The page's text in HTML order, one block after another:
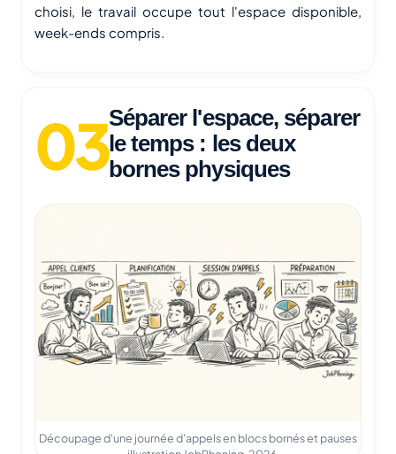
choisi, le travail occupe tout l'espace disponible,
week-ends compris.
Séparer l'espace, séparer
le temps : les deux
bornes physiques
Découpage d'une journée d'appels en blocs bornés et pauses